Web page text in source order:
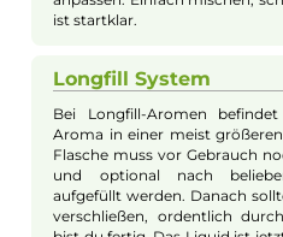
Trauben für ein
Kombination macht
vollmundig und lecker.
Liquids magst.
Angenehmer
Koolada